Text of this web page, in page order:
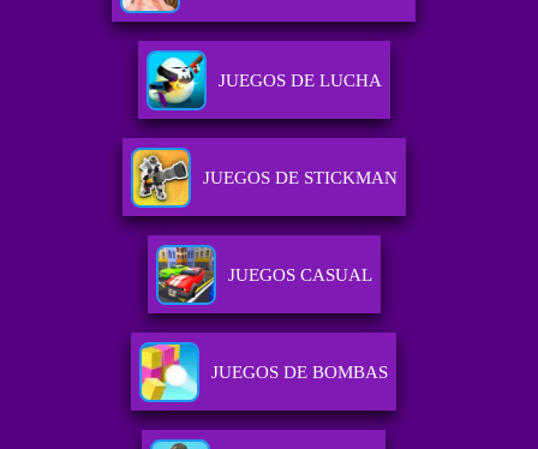
JUEGOS DE LUCHA
JUEGOS DE STICKMAN
JUEGOS CASUAL
JUEGOS DE BOMBAS